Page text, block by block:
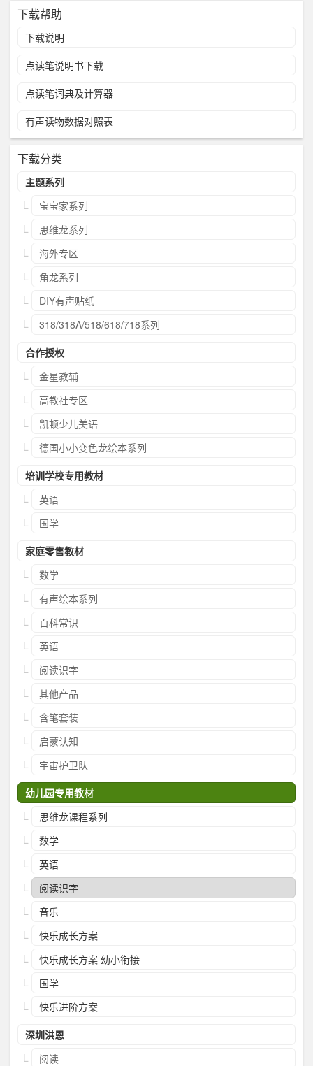
下载帮助
下载说明
点读笔说明书下载
点读笔词典及计算器
有声读物数据对照表
下载分类
主题系列
宝宝家系列
思维龙系列
海外专区
角龙系列
DIY有声贴纸
318/318A/518/618/718系列
合作授权
金星教辅
高教社专区
凯顿少儿美语
德国小小变色龙绘本系列
培训学校专用教材
英语
国学
家庭零售教材
数学
有声绘本系列
百科常识
英语
阅读识字
其他产品
含笔套装
启蒙认知
宇宙护卫队
幼儿园专用教材
思维龙课程系列
数学
英语
阅读识字
音乐
快乐成长方案
快乐成长方案 幼小衔接
国学
快乐进阶方案
深圳洪恩
阅读